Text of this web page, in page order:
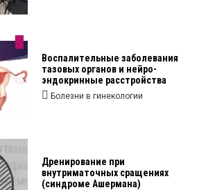
Воспалительные заболевания
тазовых органов и нейро-
эндокринные расстройства
Болезни в гинекологии
Дренирование при
внутриматочных сращениях
(синдроме Ашермана)